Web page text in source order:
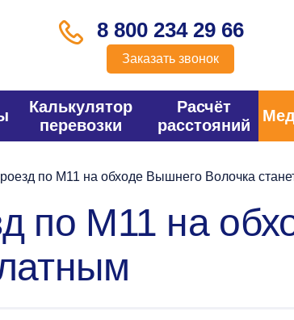
8 800 234 29 66
Заказать звонок
Калькулятор
перевозки
Расчёт
расстояний
по М11 на обходе Вышнего Волочка
по М11 на